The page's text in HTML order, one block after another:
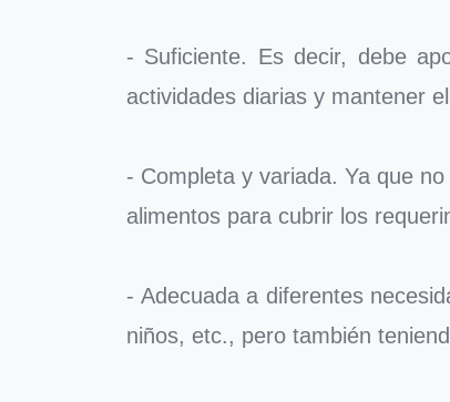
- Suficiente. Es decir, debe
actividades diarias y mantener
- Completa y variada. Ya que
alimentos para cubrir los
- Adecuada a diferentes
niños, etc., pero también